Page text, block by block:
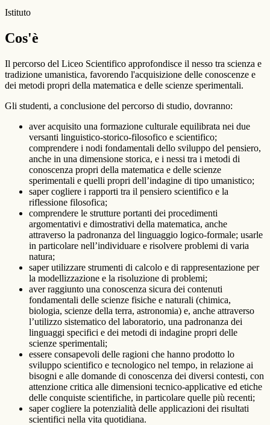
Istituto
Cos'è
Il percorso del Liceo Scientifico approfondisce il nesso tra scienza e
tradizione umanistica, favorendo l'acquisizione delle conoscenze e
dei metodi propri della matematica e delle scienze sperimentali.
Gli studenti, a conclusione del percorso di studio, dovranno:
aver acquisito una formazione culturale equilibrata nei due
versanti linguistico-storico-filosofico e scientifico;
comprendere i nodi fondamentali dello sviluppo del pensiero,
anche in una dimensione storica, e i nessi tra i metodi di
conoscenza propri della matematica e delle scienze
sperimentali e quelli propri dell’indagine di tipo umanistico;
saper cogliere i rapporti tra il pensiero scientifico e la
riflessione filosofica;
comprendere le strutture portanti dei procedimenti
argomentativi e dimostrativi della matematica, anche
attraverso la padronanza del linguaggio logico-formale; usarle
in particolare nell’individuare e risolvere problemi di varia
natura;
saper utilizzare strumenti di calcolo e di rappresentazione per
la modellizzazione e la risoluzione di problemi;
aver raggiunto una conoscenza sicura dei contenuti
fondamentali delle scienze fisiche e naturali (chimica,
biologia, scienze della terra, astronomia) e, anche attraverso
l’utilizzo sistematico del laboratorio, una padronanza dei
linguaggi specifici e dei metodi di indagine propri delle
scienze sperimentali;
essere consapevoli delle ragioni che hanno prodotto lo
sviluppo scientifico e tecnologico nel tempo, in relazione ai
bisogni e alle domande di conoscenza dei diversi contesti, con
attenzione critica alle dimensioni tecnico-applicative ed etiche
delle conquiste scientifiche, in particolare quelle più recenti;
saper cogliere la potenzialità delle applicazioni dei risultati
scientifici nella vita quotidiana.